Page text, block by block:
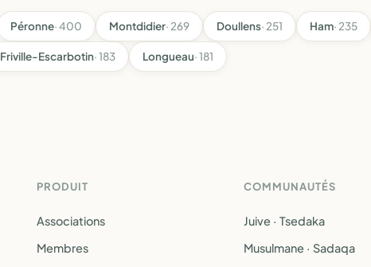
Péronne· 400 Montdidier· 269 Doullens· 251 Ham· 235
Friville-Escarbotin· 183 Longueau· 181
PRODUIT
Associations
Membres
COMMUNAUTÉS
Juive · Tsedaka
Musulmane · Sadaqa